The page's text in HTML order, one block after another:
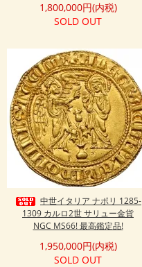
1,800,000円(内税)
SOLD OUT
中世イタリア ナポリ 1285-
1309 カルロ2世 サリュー金貨
NGC MS66! 最高鑑定品!
1,950,000円(内税)
SOLD OUT